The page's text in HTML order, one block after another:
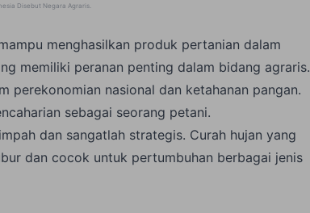
Disebut Negara Agraris
menghasilkan produk pertanian dalam
memiliki peranan penting dalam bidang agraris.
perekonomian nasional dan ketahanan pangan.
sebagai seorang petani.
dan sangatlah strategis. Curah hujan yang
dan cocok untuk pertumbuhan berbagai jenis